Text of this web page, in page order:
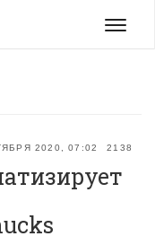
Меню
2020, 07:02 2138